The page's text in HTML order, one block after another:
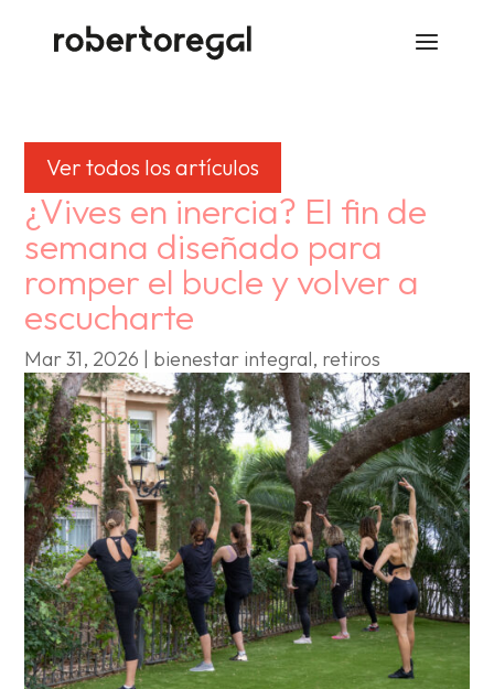
Ver todos los artículos
¿Vives en inercia? El fin de
semana diseñado para
romper el bucle y volver a
escucharte
Mar 31, 2026 | bienestar integral, retiros